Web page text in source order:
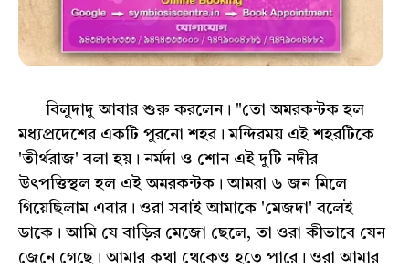
বিলুদাদু আবার শুরু করলেন। "তো অমরকন্টক হল
মধ্যপ্রদেশের একটি পুরনো শহর। মন্দিরময় এই শহরটিকে
'তীর্থরাজ' বলা হয়। নর্মদা ও শোন এই দুটি নদীর
উৎপত্তিস্থল হল এই অমরকন্টক। আমরা ৬ জন মিলে
গিয়েছিলাম এবার। ওরা সবাই আমাকে 'মেজদা' বলেই
ডাকে। আমি যে বাড়ির মেজো ছেলে, তা ওরা কীভাবে যেন
জেনে গেছে। আমার কথা থেকেও হতে পারে। ওরা আমার